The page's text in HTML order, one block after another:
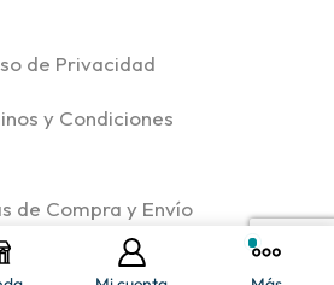
de Privacidad
y Condiciones
de Compra y Envío
y Devoluciones